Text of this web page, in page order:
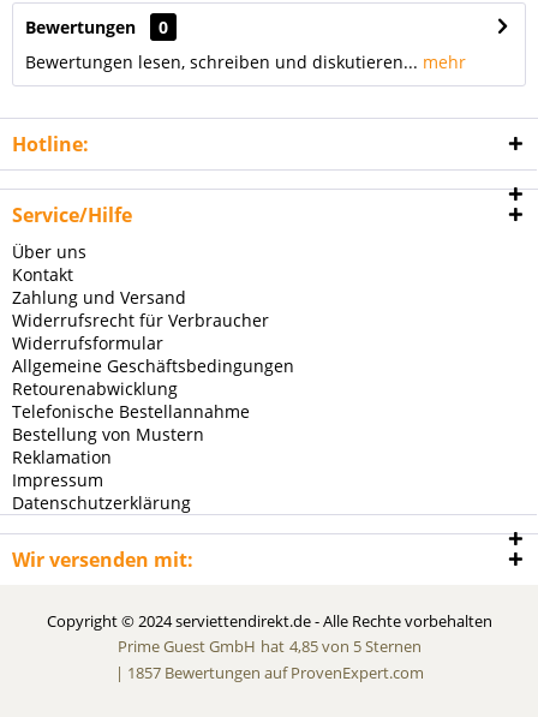
Bewertungen
0
Bewertungen lesen, schreiben und diskutieren... mehr
Hotline:
Service/Hilfe
Über uns
Kontakt
Zahlung und Versand
Widerrufsrecht für Verbraucher
Widerrufsformular
Allgemeine Geschäftsbedingungen
Retourenabwicklung
Telefonische Bestellannahme
Bestellung von Mustern
Reklamation
Impressum
Datenschutzerklärung
Wir versenden mit:
Copyright © 2024 serviettendirekt.de - Alle Rechte vorbehalten
Prime Guest GmbH hat 4,85von 5Sternen
| 1857Bewertungen auf ProvenExpert.com